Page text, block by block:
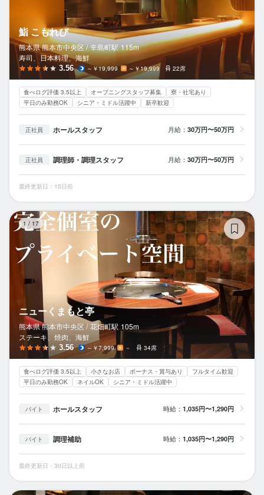
鮨 こもれび
熊本県 熊本市中央区 / 辛島町駅 115m
寿司、日本料理、海鮮
3.56 ～￥19,999 ～￥19,999 22席
食べログ評価 3.5以上 オープニングスタッフ募集
寮・社宅あり
平日のみ勤務OK
シニア・ミドル活躍中 新卒歓迎
正社員 ホールスタッフ 月給： 30万円〜50万円
正社員 調理師・調理スタッフ 月給： 30万円〜50万円
最終更新日：15日前
1 / 17
ニューくまもと亭
熊本県 熊本市中央区 / 花畑町駅 105m
ステーキ、焼肉、海鮮
3.56 ～￥7,999 － 34席
食べログ評価 3.5以上 小さなお店 ボーナス・賞与あり
フルタイム歓迎
平日のみ勤務OK
ネイルOK シニア・ミドル活躍中
バイト ホールスタッフ 時給： 1,035円〜1,290円
バイト 調理補助 時給： 1,035円〜1,290円
最終更新日：30日以上前